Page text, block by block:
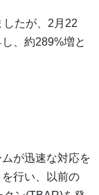
たが、2月22
、約289%増と
が迅速な対応を
行い、以前の